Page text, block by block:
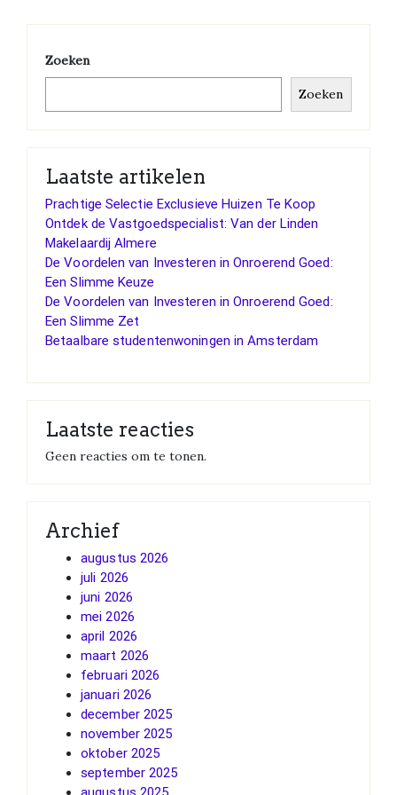
Zoeken
Zoeken
Laatste artikelen
Prachtige Selectie Exclusieve Huizen Te Koop
Ontdek de Vastgoedspecialist: Van der Linden
Makelaardij Almere
De Voordelen van Investeren in Onroerend Goed:
Een Slimme Keuze
De Voordelen van Investeren in Onroerend Goed:
Een Slimme Zet
Betaalbare studentenwoningen in Amsterdam
Laatste reacties
Geen reacties om te tonen.
Archief
augustus 2026
juli 2026
juni 2026
mei 2026
april 2026
maart 2026
februari 2026
januari 2026
december 2025
november 2025
oktober 2025
september 2025